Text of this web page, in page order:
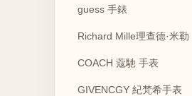
guess 手錶
Richard Mille理查德·米勒
COACH 蔻馳 手表
GIVENCGY 紀梵希手表